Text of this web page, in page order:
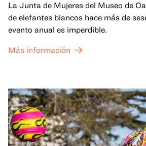
La Junta de Mujeres del Museo de
de elefantes blancos hace más de
evento anual es imperdible.
Más información